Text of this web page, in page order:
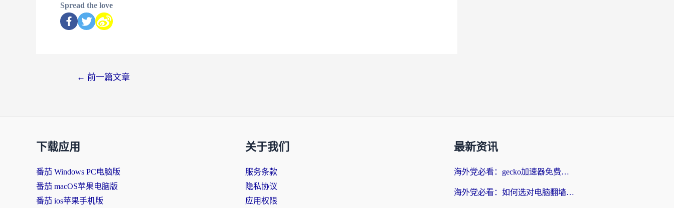
Spread the love
← 前一篇文章
下载应用
番茄 Windows PC电脑版
番茄 macOS苹果电脑版
番茄 ios苹果手机版
关于我们
服务条款
隐私协议
应用权限
最新资讯
海外党必看：gecko加速器免费试用？教你选对回国加速器，无缝刷国内剧玩游戏
海外党必看：如何选对电脑翻墙回国软件，轻松解锁国内资源？